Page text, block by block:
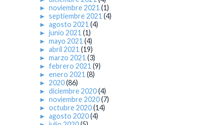
► noviembre 2021 (1)
► septiembre 2021 (4)
► agosto 2021 (4)
► junio 2021 (1)
► mayo 2021 (4)
► abril 2021 (19)
► marzo 2021 (3)
► febrero 2021 (9)
► enero 2021 (8)
► 2020(86)
► diciembre 2020(4)
► noviembre 2020(7)
► octubre 2020(14)
► agosto 2020(4)